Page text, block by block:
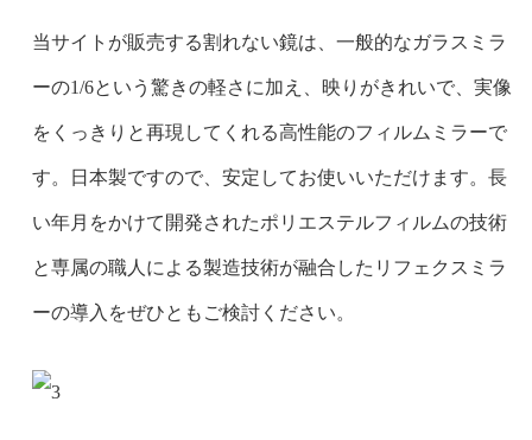
当サイトが販売する割れない鏡は、一般的なガラスミラ
ーの1/6という驚きの軽さに加え、映りがきれいで、実像
をくっきりと再現してくれる高性能のフィルムミラーで
す。日本製ですので、安定してお使いいただけます。長
い年月をかけて開発されたポリエステルフィルムの技術
と専属の職人による製造技術が融合したリフェクスミラ
ーの導入をぜひともご検討ください。